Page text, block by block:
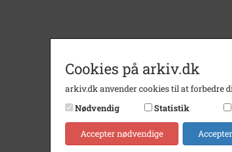
Cookies på arkiv.dk
arkiv.dk anvender cookies til at forbedre
Nødvendig
Statistik
Accepter nødvendige